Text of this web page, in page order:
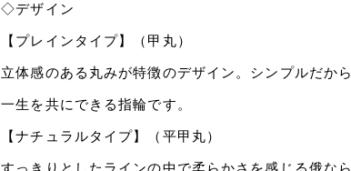
◇デザイン
【プレインタイプ】（甲丸）
立体感のある丸みが特徴のデザイン。シンプルだか
一生を共にできる指輪です。
【ナチュラルタイプ】（平甲丸）